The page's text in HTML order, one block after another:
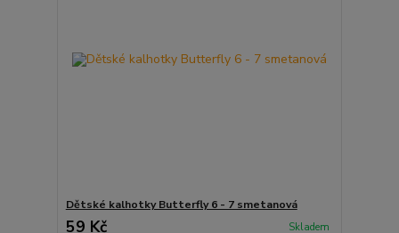
Dětské kalhotky Butterfly 6 - 7 smetanová
59 Kč Skladem